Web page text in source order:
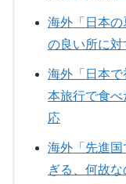
海外「日本
の良い所に
海外「日本で
本旅行で食べ
応
海外「先進
ぎる、何故な